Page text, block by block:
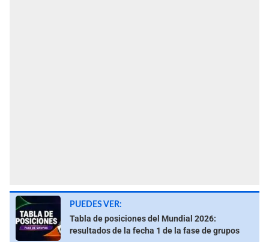
PUEDES VER:
Tabla de posiciones del Mundial 2026:
resultados de la fecha 1 de la fase de grupos